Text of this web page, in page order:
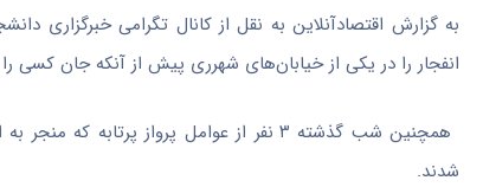
به گزارش اقتصادآنلاین به نقل از کانال تگرامی خبرگزاری
انفجار را در یکی از خیابان‌های شهرری پیش از آنکه جان کسی را
همچنین شب گذشته ۳ نفر از عوامل پرواز
شدند.